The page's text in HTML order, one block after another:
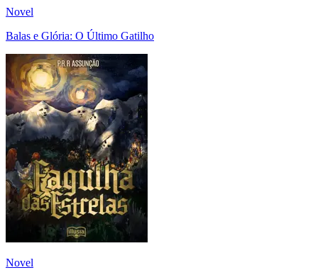
Novel
Balas e Glória: O Último Gatilho
Novel